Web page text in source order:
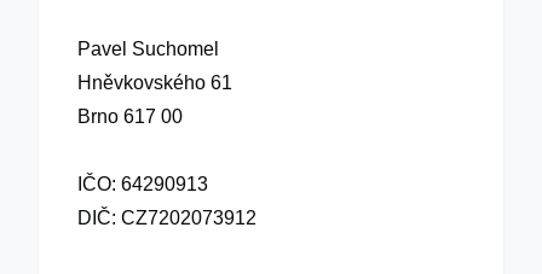
Pavel Suchomel
Hněvkovského 61
Brno 617 00
IČO: 64290913
DIČ: CZ7202073912